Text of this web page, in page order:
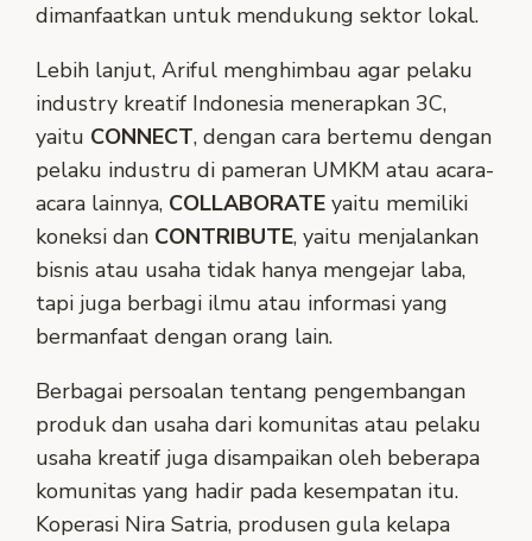
dimanfaatkan untuk mendukung sektor lokal.
Lebih lanjut, Ariful menghimbau agar pelaku
industry kreatif Indonesia menerapkan 3C,
yaitu CONNECT, dengan cara bertemu dengan
pelaku industru di pameran UMKM atau acara-
acara lainnya, COLLABORATE yaitu memiliki
koneksi dan CONTRIBUTE, yaitu menjalankan
bisnis atau usaha tidak hanya mengejar laba,
tapi juga berbagi ilmu atau informasi yang
bermanfaat dengan orang lain.
Berbagai persoalan tentang pengembangan
produk dan usaha dari komunitas atau pelaku
usaha kreatif juga disampaikan oleh beberapa
komunitas yang hadir pada kesempatan itu.
Koperasi Nira Satria, produsen gula kelapa